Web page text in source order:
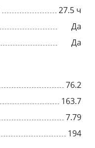
27.5 ч
Да
Да
76.2
163.7
7.79
194